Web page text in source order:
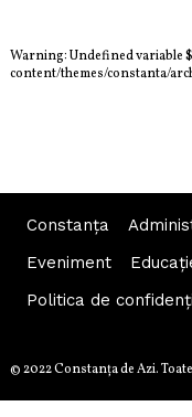
Warning: Undefined variable
content/themes/constanta/
Constanța
Eveniment
Politica de
© 2022 Constanţa de Azi.